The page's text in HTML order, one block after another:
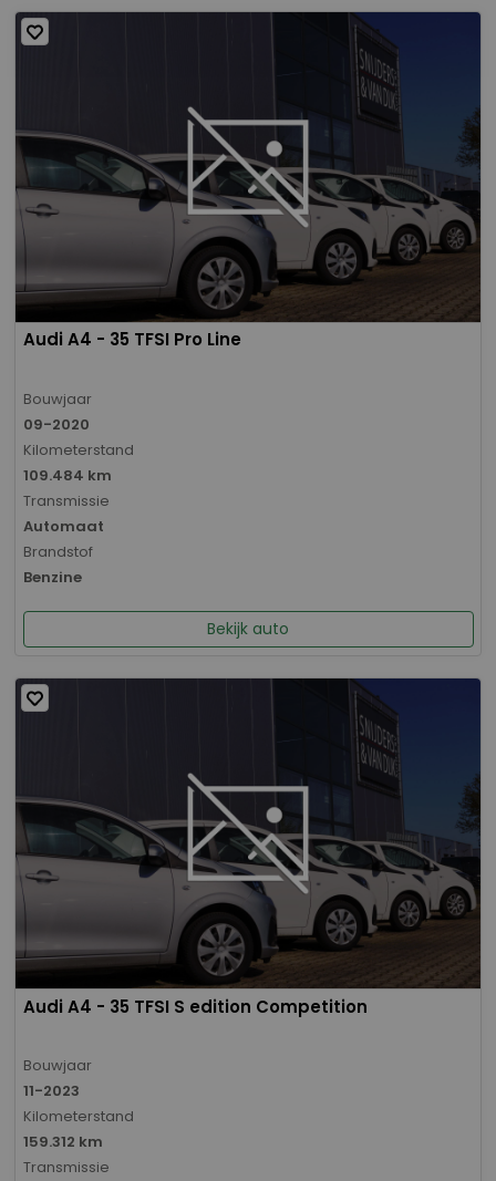
Audi A4 - 35 TFSI Pro Line
Bouwjaar
09-2020
Kilometerstand
109.484 km
Transmissie
Automaat
Brandstof
Benzine
Bekijk auto
Audi A4 - 35 TFSI S edition Competition
Bouwjaar
11-2023
Kilometerstand
159.312 km
Transmissie